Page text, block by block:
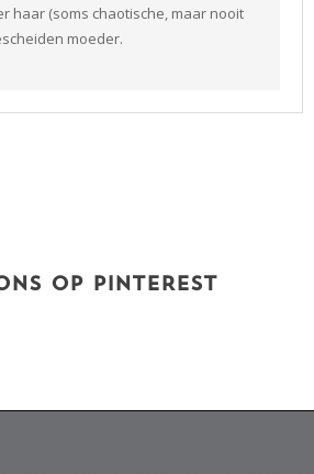
haar (soms chaotische, maar nooit
moeder.
OP PINTEREST